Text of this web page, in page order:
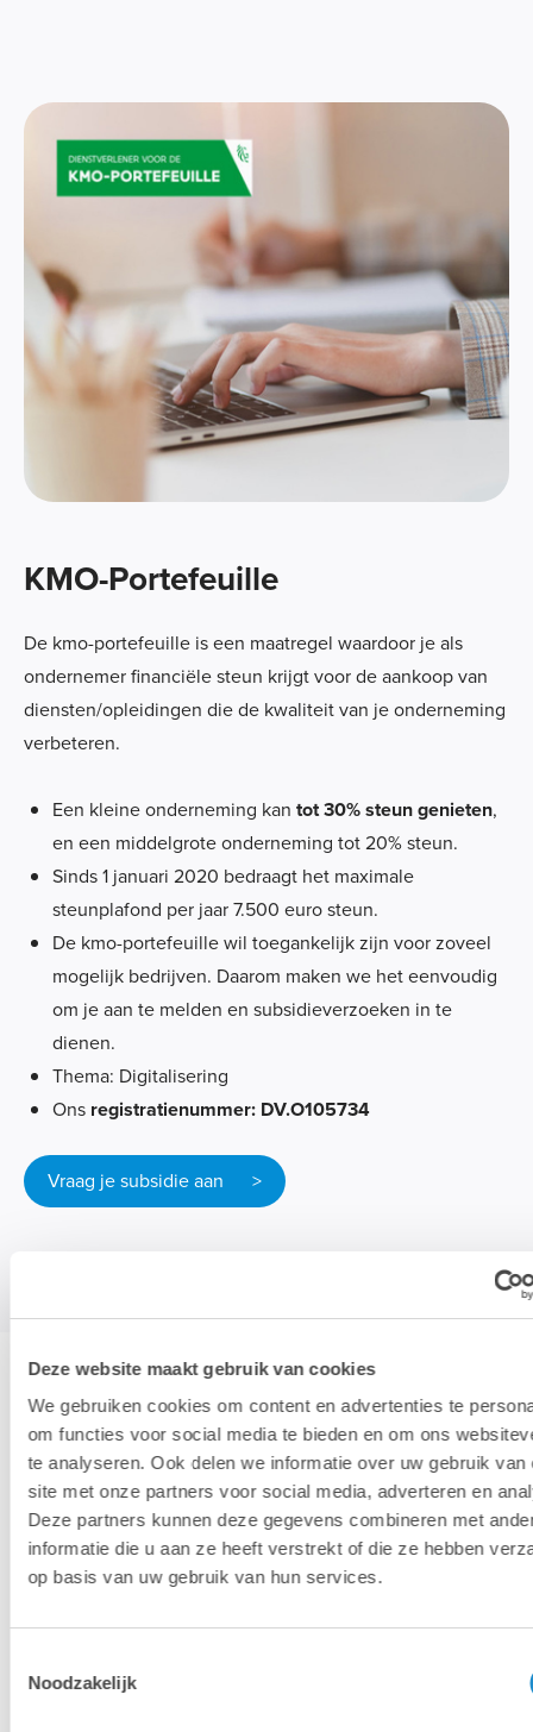
Deze website maakt gebruik van cookies
We gebruiken cookies om content en advertenties te
om functies voor social media te bieden en om ons
te analyseren. Ook delen we informatie over uw gebruik van
site met onze partners voor social media, adverteren en
Deze partners kunnen deze gegevens combineren met
informatie die u aan ze heeft verstrekt of die ze hebben
op basis van uw gebruik van hun services.
Noodzakelijk
KMO-Portefeuille
De kmo-portefeuille is een maatregel waardoor je als
ondernemer financiële steun krijgt voor de aankoop van
diensten/opleidingen die de kwaliteit van je onderneming
verbeteren.
Een kleine onderneming kan tot 30% steun genieten,
en een middelgrote onderneming tot 20% steun.
Sinds 1 januari 2020 bedraagt het maximale
steunplafond per jaar 7.500 euro steun.
De kmo-portefeuille wil toegankelijk zijn voor zoveel
mogelijk bedrijven. Daarom maken we het eenvoudig
om je aan te melden en subsidieverzoeken in te
dienen.
Thema: Digitalisering
Ons registratienummer: DV.O105734
Vraag je subsidie aan >
Onze opleidingslocaties
Lab9 Academy heeft verschillende
opleidingslocaties verspreid over heel België. Al
onze leslokalen zijn uitgerust met iMacs en de
laatste nieuwe versie van Adobe Creative Cloud.
Lab9 Pro Kortrijk